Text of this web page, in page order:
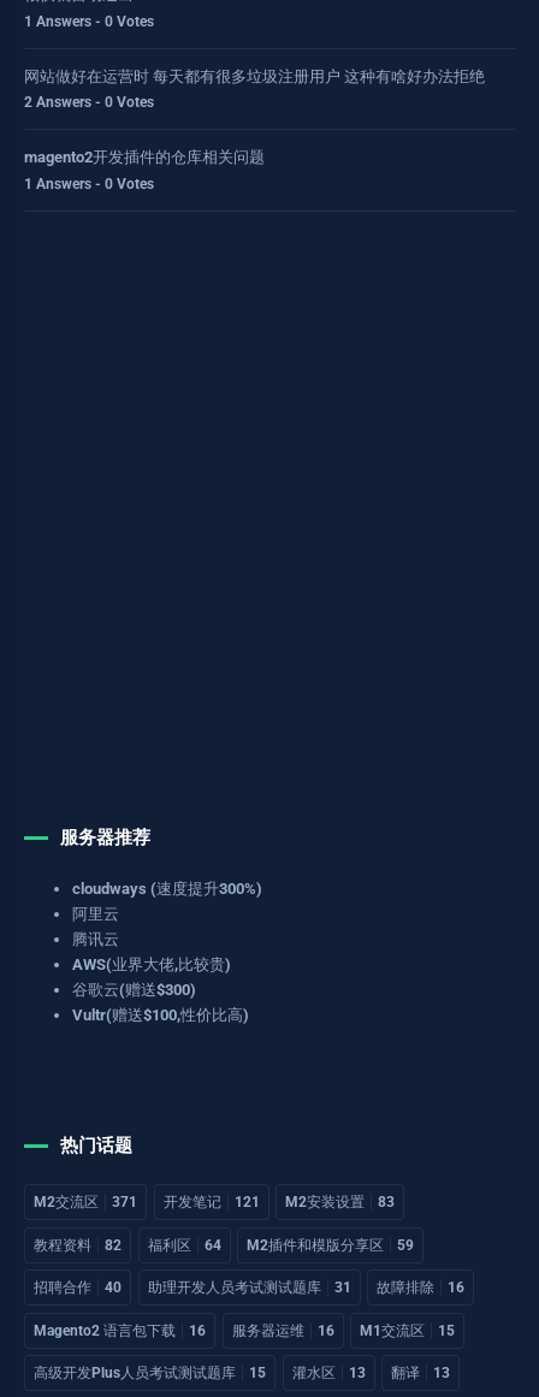
1 Answers - 0 Votes
网站做好在运营时 每天都有很多垃圾注册用户 这种有啥好办法拒绝
2 Answers - 0 Votes
magento2开发插件的仓库相关问题
1 Answers - 0 Votes
服务器推荐
cloudways (速度提升300%)
阿里云
腾讯云
AWS(业界大佬,比较贵)
谷歌云(赠送$300)
Vultr(赠送$100,性价比高)
热门话题
M2交流区 371 开发笔记 121 M2安装设置 83
教程资料 82 福利区 64 M2插件和模版分享区 59
招聘合作 40 助理开发人员考试测试题库 31 故障排除 16
Magento2 语言包下载 16 服务器运维 16 M1交流区 15
高级开发Plus人员考试测试题库 15 灌水区 13 翻译 13